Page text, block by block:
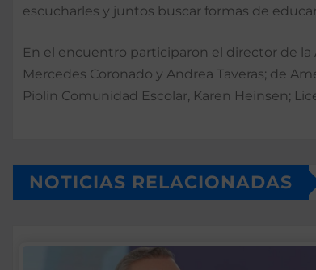
escucharles y juntos buscar formas de
En el encuentro participaron el director de la
Mercedes Coronado y Andrea Taveras; de
Piolin Comunidad Escolar, Karen Heinsen;
NOTICIAS RELACIONADAS